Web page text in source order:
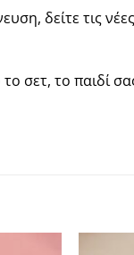
δείτε τις
σετ, το παιδί